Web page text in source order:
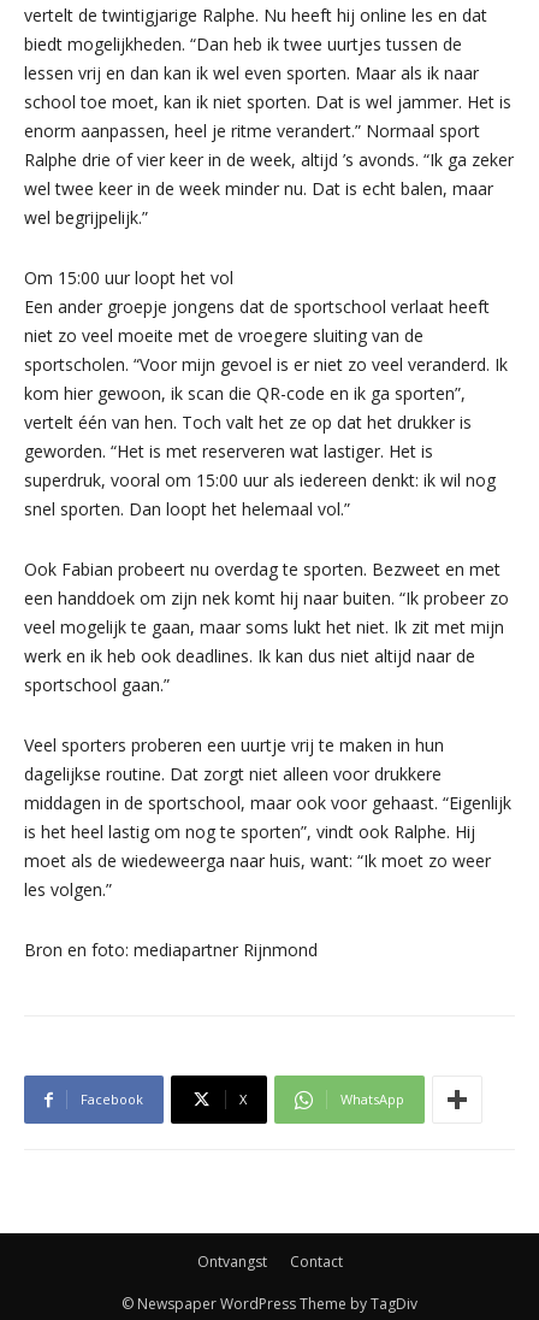
vertelt de twintigjarige Ralphe. Nu heeft hij online les en dat
biedt mogelijkheden. “Dan heb ik twee uurtjes tussen de
lessen vrij en dan kan ik wel even sporten. Maar als ik naar
school toe moet, kan ik niet sporten. Dat is wel jammer. Het is
enorm aanpassen, heel je ritme verandert.” Normaal sport
Ralphe drie of vier keer in de week, altijd ’s avonds. “Ik ga zeker
wel twee keer in de week minder nu. Dat is echt balen, maar
wel begrijpelijk.”
Om 15:00 uur loopt het vol
Een ander groepje jongens dat de sportschool verlaat heeft
niet zo veel moeite met de vroegere sluiting van de
sportscholen. “Voor mijn gevoel is er niet zo veel veranderd. Ik
kom hier gewoon, ik scan die QR-code en ik ga sporten”,
vertelt één van hen. Toch valt het ze op dat het drukker is
geworden. “Het is met reserveren wat lastiger. Het is
superdruk, vooral om 15:00 uur als iedereen denkt: ik wil nog
snel sporten. Dan loopt het helemaal vol.”
Ook Fabian probeert nu overdag te sporten. Bezweet en met
een handdoek om zijn nek komt hij naar buiten. “Ik probeer zo
veel mogelijk te gaan, maar soms lukt het niet. Ik zit met mijn
werk en ik heb ook deadlines. Ik kan dus niet altijd naar de
sportschool gaan.”
Veel sporters proberen een uurtje vrij te maken in hun
dagelijkse routine. Dat zorgt niet alleen voor drukkere
middagen in de sportschool, maar ook voor gehaast. “Eigenlijk
is het heel lastig om nog te sporten”, vindt ook Ralphe. Hij
moet als de wiedeweerga naar huis, want: “Ik moet zo weer
les volgen.”
Bron en foto: mediapartner Rijnmond
Facebook X WhatsApp
Ontvangst Contact
© Newspaper WordPress Theme by TagDiv